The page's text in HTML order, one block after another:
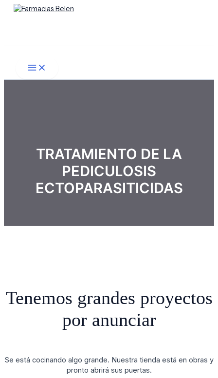
Menu
TRATAMIENTO DE LA
PEDICULOSIS
ECTOPARASITICIDAS
Tenemos grandes proyectos
por anunciar
Se está cocinando algo grande. Nuestra tienda está en obras y
pronto abrirá sus puertas.
Menú